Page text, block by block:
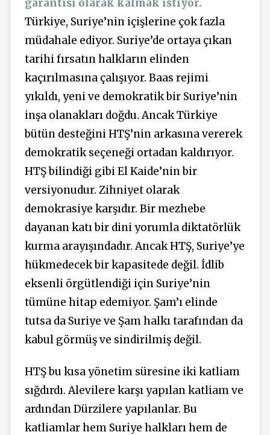
garantisi olarak kalmak istiyor.
Türkiye, Suriye’nin içişlerine çok fazla
müdahale ediyor. Suriye’de ortaya çıkan
tarihi fırsatın halkların elinden
kaçırılmasına çalışıyor. Baas rejimi
yıkıldı, yeni ve demokratik bir Suriye’nin
inşa olanakları doğdu. Ancak Türkiye
bütün desteğini HTŞ’nin arkasına vererek
demokratik seçeneği ortadan kaldırıyor.
HTŞ bilindiği gibi El Kaide’nin bir
versiyonudur. Zihniyet olarak
demokrasiye karşıdır. Bir mezhebe
dayanan katı bir dini yorumla diktatörlük
kurma arayışındadır. Ancak HTŞ, Suriye’ye
hükmedecek bir kapasitede değil. İdlib
eksenli örgütlendiği için Suriye’nin
tümüne hitap edemiyor. Şam’ı elinde
tutsa da Suriye ve Şam halkı tarafından da
kabul görmüş ve sindirilmiş değil.
HTŞ bu kısa yönetim süresine iki katliam
sığdırdı. Alevilere karşı yapılan katliam ve
ardından Dürzilere yapılanlar. Bu
katliamlar hem Suriye halkları hem de